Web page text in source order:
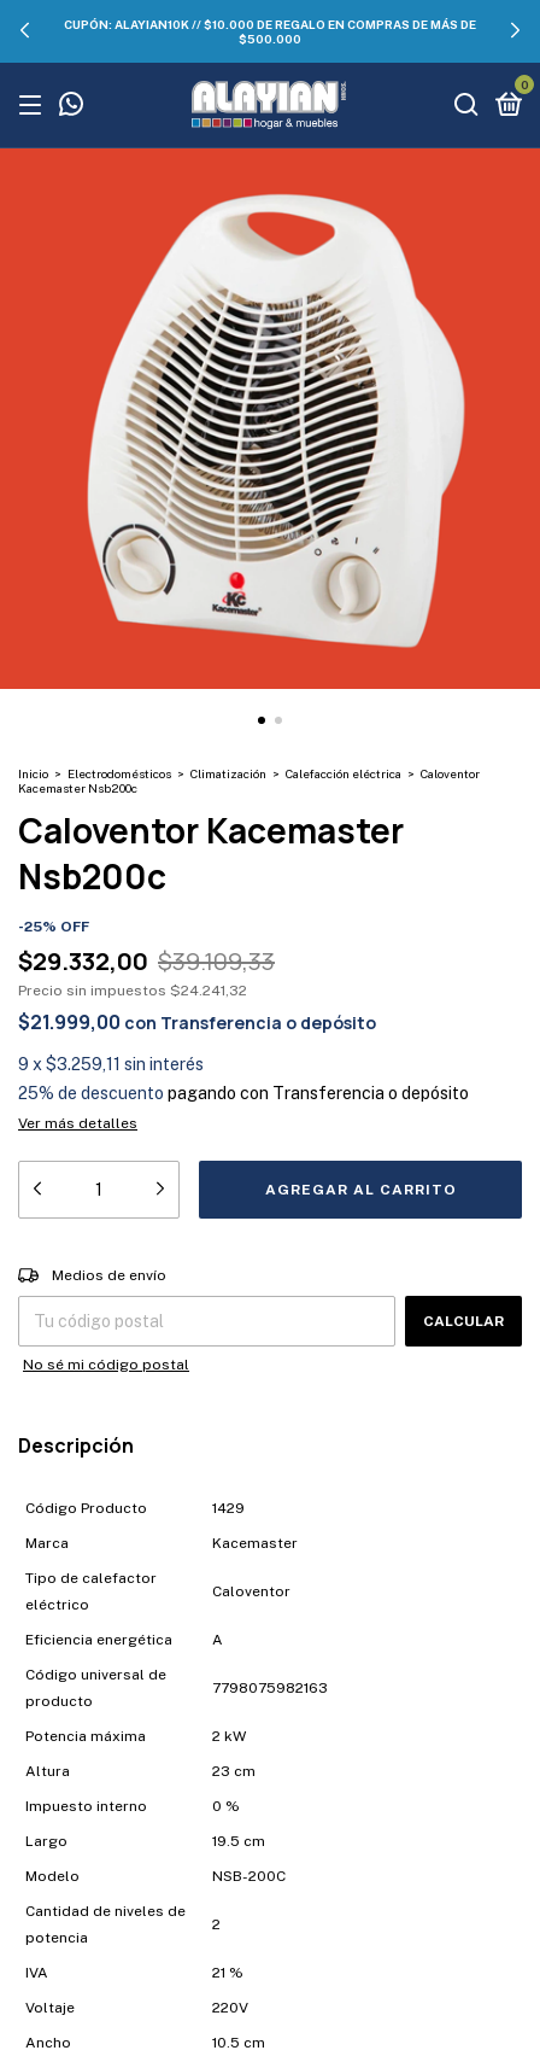
CUPÓN: ALAYIAN10K // $10.000 DE REGALO EN COMPRAS DE MÁS DE
$500.000
0
Inicio > Electrodomésticos > Climatización > Calefacción eléctrica > Caloventor
Kacemaster Nsb200c
Caloventor Kacemaster
Nsb200c
-25% OFF
$29.332,00 $39.109,33
Precio sin impuestos $24.241,32
$21.999,00 con Transferencia o depósito
9 x $3.259,11 sin interés
25% de descuento pagando con Transferencia o depósito
Ver más detalles
Entregas para el CP:
Medios de envío
CALCULAR
No sé mi código postal
Descripción
Código Producto 1429
Marca Kacemaster
Tipo de calefactor
eléctrico
Caloventor
Eficiencia energética A
Código universal de
producto
7798075982163
Potencia máxima 2 kW
Altura 23 cm
Impuesto interno 0 %
Largo 19.5 cm
Modelo NSB-200C
Cantidad de niveles de
potencia
2
IVA 21 %
Voltaje 220V
Ancho 10.5 cm